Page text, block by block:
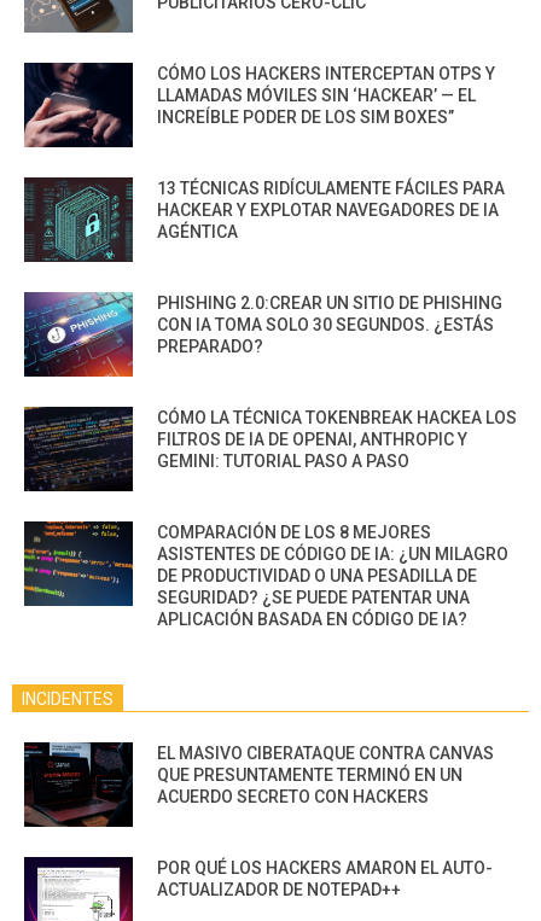
CÓMO LOS HACKERS INTERCEPTAN OTPS Y
LLAMADAS MÓVILES SIN ‘HACKEAR’ — EL
INCREÍBLE PODER DE LOS SIM BOXES”
13 TÉCNICAS RIDÍCULAMENTE FÁCILES PARA
HACKEAR Y EXPLOTAR NAVEGADORES DE IA
AGÉNTICA
PHISHING 2.0:CREAR UN SITIO DE PHISHING
CON IA TOMA SOLO 30 SEGUNDOS. ¿ESTÁS
PREPARADO?
CÓMO LA TÉCNICA TOKENBREAK HACKEA LOS
FILTROS DE IA DE OPENAI, ANTHROPIC Y
GEMINI: TUTORIAL PASO A PASO
COMPARACIÓN DE LOS 8 MEJORES
ASISTENTES DE CÓDIGO DE IA: ¿UN MILAGRO
DE PRODUCTIVIDAD O UNA PESADILLA DE
SEGURIDAD? ¿SE PUEDE PATENTAR UNA
APLICACIÓN BASADA EN CÓDIGO DE IA?
INCIDENTES
EL MASIVO CIBERATAQUE CONTRA CANVAS
QUE PRESUNTAMENTE TERMINÓ EN UN
ACUERDO SECRETO CON HACKERS
POR QUÉ LOS HACKERS AMARON EL AUTO-
ACTUALIZADOR DE NOTEPAD++